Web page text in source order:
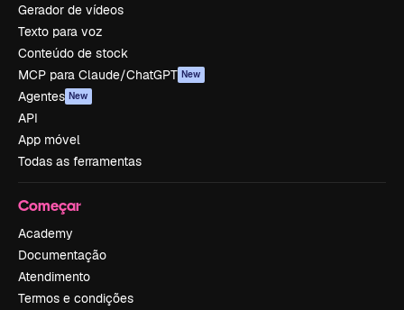
Gerador de vídeos
Texto para voz
Conteúdo de stock
MCP para Claude/ChatGPT New
Agentes New
API
App móvel
Todas as ferramentas
Começar
Academy
Documentação
Atendimento
Termos e condições